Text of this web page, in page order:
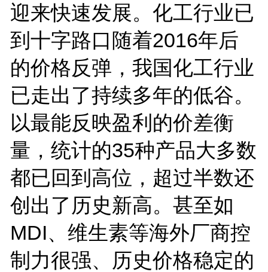
迎来快速发展。化工行业已
到十字路口随着2016年后
的价格反弹，我国化工行业
已走出了持续多年的低谷。
以最能反映盈利的价差衡
量，统计的35种产品大多数
都已回到高位，超过半数还
创出了历史新高。甚至如
MDI、维生素等海外厂商控
制力很强、历史价格稳定的